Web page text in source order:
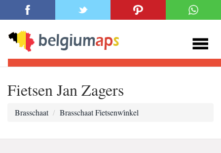
Fietsen Jan Zagers
Brasschaat Brasschaat Fi̇etsenwi̇nkel